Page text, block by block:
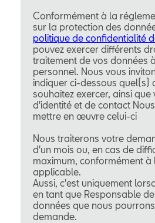
Conformément à la
sur la protection des
politique de confidentialité
pouvez exercer différents
traitement de vos données
personnel. Nous vous
indiquer ci-dessous quel(s)
souhaitez exercer, ainsi que
d'identité et de contact
mettre en œuvre celui-ci
Nous traiterons votre
d'un mois ou, en cas de
maximum, conformément
applicable.
Aussi, c'est uniquement
en tant que Responsable
données que nous
demande.